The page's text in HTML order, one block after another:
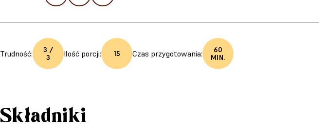
Trudność:
3 /
3
Ilość porcji: 15 Czas przygotowania:
60
MIN.
Składniki